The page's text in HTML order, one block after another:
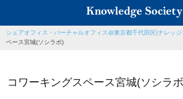
シェアオフィス・バーチャルオフィス@東京都千代田区|ナレッジ
ペース宮城(ソシラボ)
コワーキングスペース宮城(ソシラ